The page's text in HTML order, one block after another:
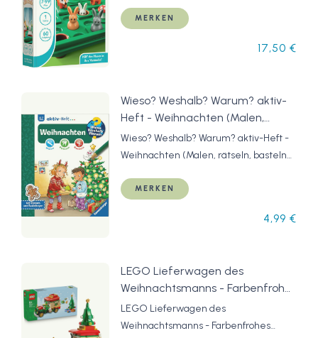
Spielzeug & Spiele kaufen
MERKEN
17,50 €
Wieso? Weshalb? Warum? aktiv-
Heft - Weihnachten (Malen,
rätseln, basteln ab 4 Jahre - mit
Stickern und Bastelbogen)
Wieso? Weshalb? Warum? aktiv-Heft -
Weihnachten (Malen, rätseln, basteln
Bastelbogen)
MERKEN
4,99 €
LEGO Lieferwagen des
Weihnachtsmanns - Farbenfrohes
Spielzeug Auto mit
Weihnachtsbaum, Geschenken
LEGO Lieferwagen des
Weihnachtsmanns - Farbenfrohes